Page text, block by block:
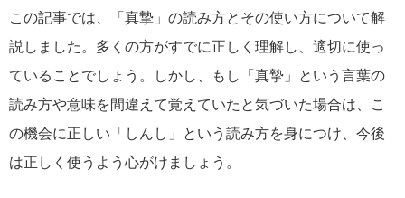
この記事では、「真摯」の読み方とその使い方について解
説しました。多くの方がすでに正しく理解し、適切に使っ
ていることでしょう。しかし、もし「真摯」という言葉の
読み方や意味を間違えて覚えていたと気づいた場合は、こ
の機会に正しい「しんし」という読み方を身につけ、今後
は正しく使うよう心がけましょう。